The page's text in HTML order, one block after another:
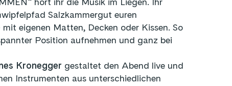
Salzkammergut euren
eigenen Matten, Decken oder Kissen. So
Position aufnehmen und ganz bei
Kronegger gestaltet den Abend live und
Instrumenten aus unterschiedlichen